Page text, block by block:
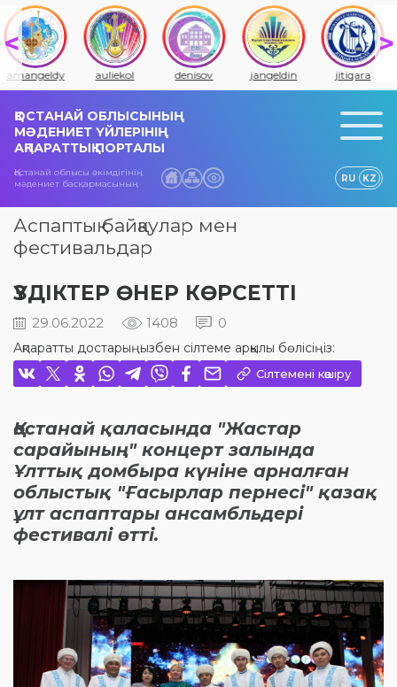
amangeldy auliekol denisov jangeldin jitiqara
ҚОСТАНАЙ ОБЛЫСЫНЫҢ
МӘДЕНИЕТ ҮЙЛЕРІНІҢ
АҚПАРАТТЫҚ ПОРТАЛЫ
Қостанай облысы әкімдігінің
мәдениет басқармасының
RU KZ
Аспаптық байқаулар мен
фестивальдар
ҮЗДІКТЕР ӨНЕР КӨРСЕТТІ
29.06.2022 1408 0
Ақпаратты достарыңызбен сілтеме арқылы бөлісіңіз:
Сілтемені көшіру
Қостанай қаласында "Жастар
сарайының" концерт залында
Ұлттық домбыра күніне арналған
облыстық "Ғасырлар пернесі" қазақ
ұлт аспаптары ансамбльдері
фестивалі өтті.